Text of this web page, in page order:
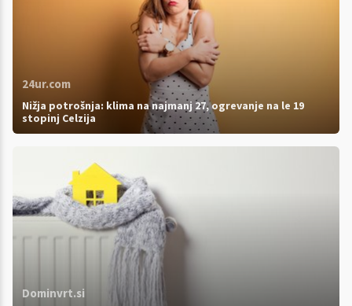
24ur.com
Nižja potrošnja: klima na najmanj 27, ogrevanje na le 19
stopinj Celzija
Dominvrt.si